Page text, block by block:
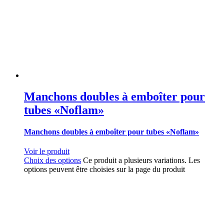
Manchons doubles à emboîter pour
tubes «Noflam»
Manchons doubles à emboîter pour tubes «Noflam»
Voir le produit
Choix des options Ce produit a plusieurs variations. Les
options peuvent être choisies sur la page du produit